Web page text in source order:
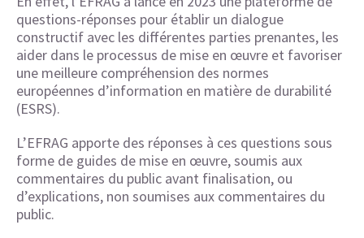
questions-réponses pour établir un dialogue
constructif avec les différentes parties prenantes, les
aider dans le processus de mise en œuvre et favoriser
une meilleure compréhension des normes
européennes d’information en matière de durabilité
(ESRS).
L’EFRAG apporte des réponses à ces questions sous
forme de guides de mise en œuvre, soumis aux
commentaires du public avant finalisation, ou
d’explications, non soumises aux commentaires du
public.